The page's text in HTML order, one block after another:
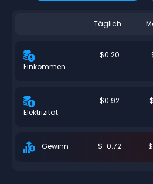
Täglich
Einkommen
$0.20
Elektrizität
$0.92
Gewinn $-0.72